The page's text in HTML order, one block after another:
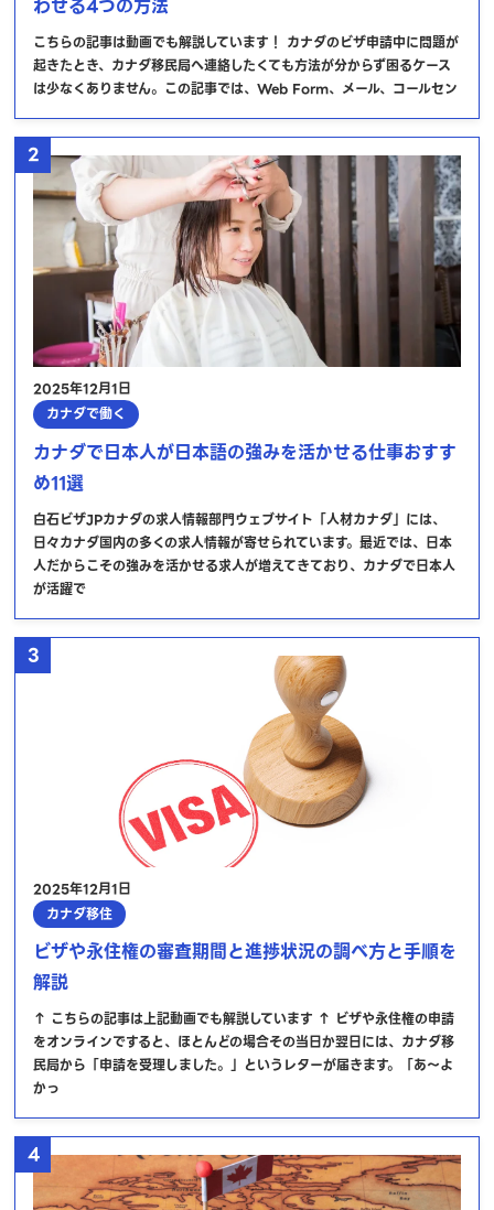
わせる4つの方法
こちらの記事は動画でも解説しています！ カナダのビザ申請中に問題が
起きたとき、カナダ移民局へ連絡したくても方法が分からず困るケース
は少なくありません。この記事では、Web Form、メール、コールセン
2
2025年12月1日
カナダで働く
カナダで日本人が日本語の強みを活かせる仕事おすす
め11選
白石ビザJPカナダの求人情報部門ウェブサイト「人材カナダ」には、
日々カナダ国内の多くの求人情報が寄せられています。最近では、日本
人だからこその強みを活かせる求人が増えてきており、カナダで日本人
が活躍で
3
2025年12月1日
カナダ移住
ビザや永住権の審査期間と進捗状況の調べ方と手順を
解説
↑ こちらの記事は上記動画でも解説しています ↑ ビザや永住権の申請
をオンラインですると、ほとんどの場合その当日か翌日には、カナダ移
民局から「申請を受理しました。」というレターが届きます。「あ～よ
かっ
4